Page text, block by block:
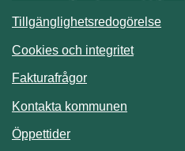
Tillgänglighetsredogörelse
Cookies och integritet
Fakturafrågor
Kontakta kommunen
Öppettider